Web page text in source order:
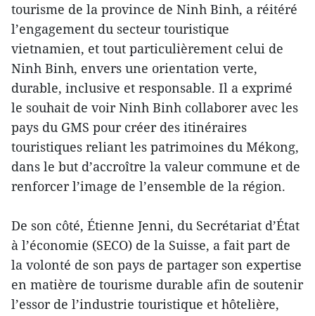
tourisme de la province de Ninh Binh, a réitéré
l’engagement du secteur touristique
vietnamien, et tout particulièrement celui de
Ninh Binh, envers une orientation verte,
durable, inclusive et responsable. Il a exprimé
le souhait de voir Ninh Binh collaborer avec les
pays du GMS pour créer des itinéraires
touristiques reliant les patrimoines du Mékong,
dans le but d’accroître la valeur commune et de
renforcer l’image de l’ensemble de la région.
De son côté, Étienne Jenni, du Secrétariat d’État
à l’économie (SECO) de la Suisse, a fait part de
la volonté de son pays de partager son expertise
en matière de tourisme durable afin de soutenir
l’essor de l’industrie touristique et hôtelière,